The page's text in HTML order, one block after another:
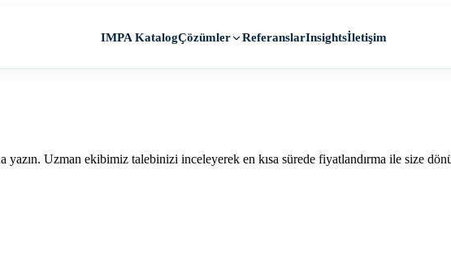
IMPA KatalogÇözümler ReferanslarInsightsİletişim
Uzman ekibimiz talebinizi inceleyerek en kısa sürede fiyatlandırma ile size